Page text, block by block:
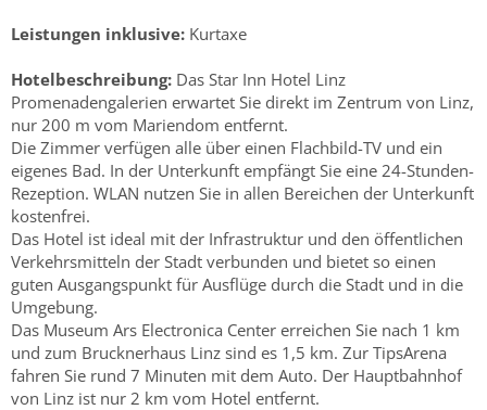
Leistungen inklusive: Kurtaxe
Hotelbeschreibung: Das Star Inn Hotel Linz
Promenadengalerien erwartet Sie direkt im Zentrum von Linz,
nur 200 m vom Mariendom entfernt.
Die Zimmer verfügen alle über einen Flachbild-TV und ein
eigenes Bad. In der Unterkunft empfängt Sie eine 24-Stunden-
Rezeption. WLAN nutzen Sie in allen Bereichen der Unterkunft
kostenfrei.
Das Hotel ist ideal mit der Infrastruktur und den öffentlichen
Verkehrsmitteln der Stadt verbunden und bietet so einen
guten Ausgangspunkt für Ausflüge durch die Stadt und in die
Umgebung.
Das Museum Ars Electronica Center erreichen Sie nach 1 km
und zum Brucknerhaus Linz sind es 1,5 km. Zur TipsArena
fahren Sie rund 7 Minuten mit dem Auto. Der Hauptbahnhof
von Linz ist nur 2 km vom Hotel entfernt.